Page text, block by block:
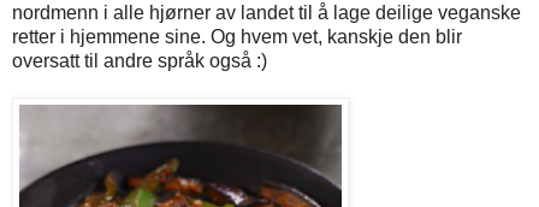
nordmenn i alle hjørner av landet til å lage deilige veganske
retter i hjemmene sine. Og hvem vet, kanskje den blir
oversatt til andre språk også :)